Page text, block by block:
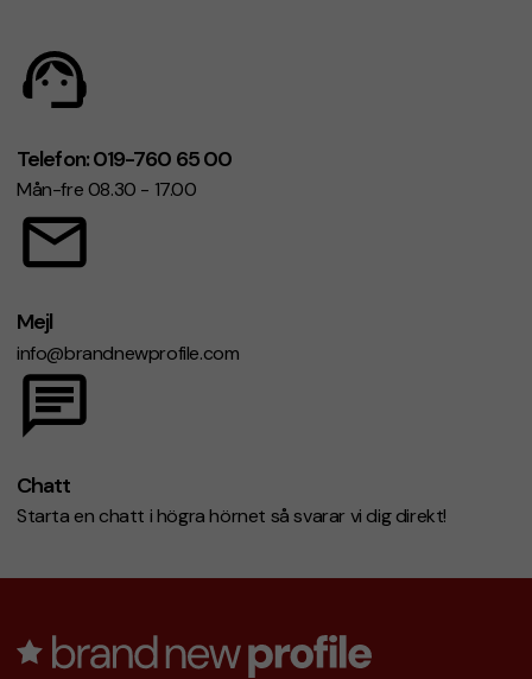
Telefon: 019-760 65 00
Mån-fre 08.30 - 17.00
Mejl
info@brandnewprofile.com
Chatt
Starta en chatt i högra hörnet så svarar vi dig direkt!